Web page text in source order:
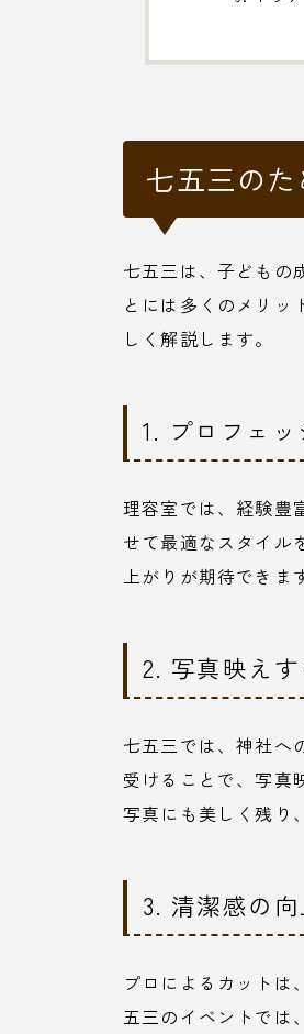
七五三の
七五三は、子どもの
とには多くのメリッ
しく解説します。
1. プロフェ
理容室では、経験豊
せて最適なスタイル
上がりが期待できま
2. 写真映え
七五三では、神社へ
受けることで、写真
写真にも美しく残り
3. 清潔感の向
プロによるカットは
五三のイベントでは